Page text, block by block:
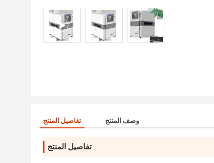
تفاصيل المنتج وصف المنتج
تفاصيل المنتج